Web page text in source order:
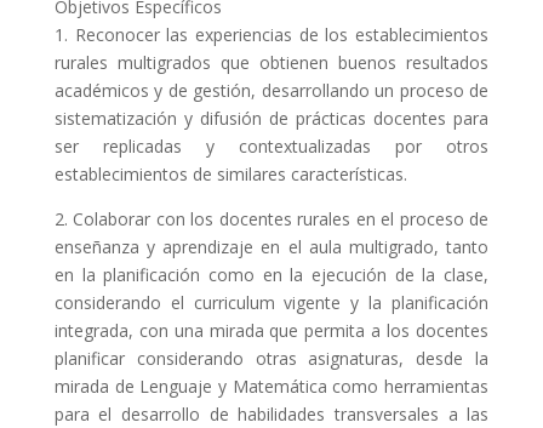
Objetivos Específicos
1. Reconocer las experiencias de los establecimientos
rurales multigrados que obtienen buenos resultados
académicos y de gestión, desarrollando un proceso de
sistematización y difusión de prácticas docentes para
ser replicadas y contextualizadas por otros
establecimientos de similares características.
2. Colaborar con los docentes rurales en el proceso de
enseñanza y aprendizaje en el aula multigrado, tanto
en la planificación como en la ejecución de la clase,
considerando el curriculum vigente y la planificación
integrada, con una mirada que permita a los docentes
planificar considerando otras asignaturas, desde la
mirada de Lenguaje y Matemática como herramientas
para el desarrollo de habilidades transversales a las